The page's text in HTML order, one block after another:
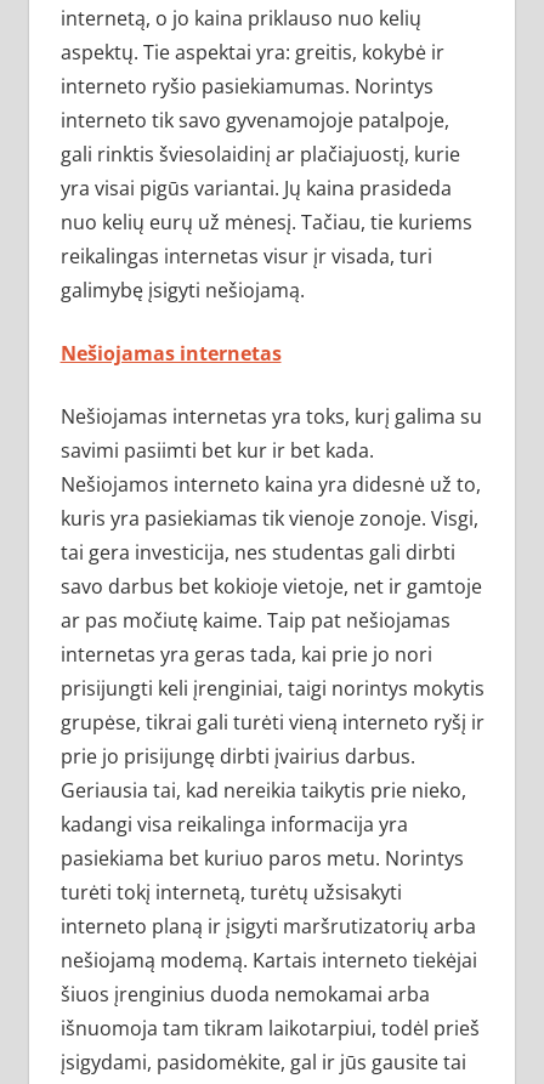
internetą, o jo kaina priklauso nuo kelių
aspektų. Tie aspektai yra: greitis, kokybė ir
interneto ryšio pasiekiamumas. Norintys
interneto tik savo gyvenamojoje patalpoje,
gali rinktis šviesolaidinį ar plačiajuostį, kurie
yra visai pigūs variantai. Jų kaina prasideda
nuo kelių eurų už mėnesį. Tačiau, tie kuriems
reikalingas internetas visur įr visada, turi
galimybę įsigyti nešiojamą.
Nešiojamas internetas
Nešiojamas internetas yra toks, kurį galima su
savimi pasiimti bet kur ir bet kada.
Nešiojamos interneto kaina yra didesnė už to,
kuris yra pasiekiamas tik vienoje zonoje. Visgi,
tai gera investicija, nes studentas gali dirbti
savo darbus bet kokioje vietoje, net ir gamtoje
ar pas močiutę kaime. Taip pat nešiojamas
internetas yra geras tada, kai prie jo nori
prisijungti keli įrenginiai, taigi norintys mokytis
grupėse, tikrai gali turėti vieną interneto ryšį ir
prie jo prisijungę dirbti įvairius darbus.
Geriausia tai, kad nereikia taikytis prie nieko,
kadangi visa reikalinga informacija yra
pasiekiama bet kuriuo paros metu. Norintys
turėti tokį internetą, turėtų užsisakyti
interneto planą ir įsigyti maršrutizatorių arba
nešiojamą modemą. Kartais interneto tiekėjai
šiuos įrenginius duoda nemokamai arba
išnuomoja tam tikram laikotarpiui, todėl prieš
įsigydami, pasidomėkite, gal ir jūs gausite tai